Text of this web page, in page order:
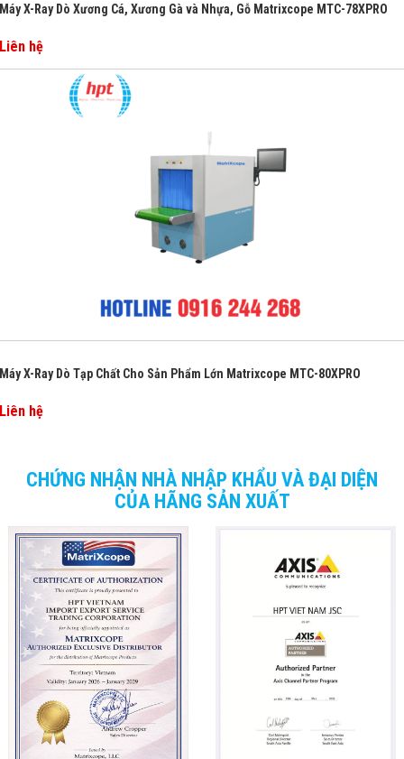
X-Ray Dò Xương Cá, Xương Gà và Nhựa, Gỗ Matrixcope MTC-78XPRO
hệ
X-Ray Dò Tạp Chất Cho Sản Phẩm Lớn Matrixcope MTC-80XPRO
hệ
CHỨNG NHẬN NHÀ NHẬP KHẨU VÀ ĐẠI DIỆN
CỦA HÃNG SẢN XUẤT